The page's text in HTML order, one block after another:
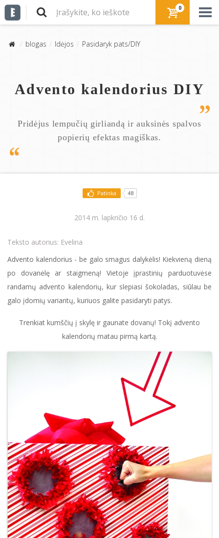
0
blogas Idėjos Pasidaryk pats/DIY
Advento kalendorius DIY
Pridėjus lempučių girliandą ir auksinės spalvos
popierių efektas magiškas.
Patinka 48
2014 m. lapkričio 16 d.
Teksto autorius: Evelina
Advento kalendorius - be galo smagus dalykėlis! Kiekvieną dieną
po dovanėlę ar staigmeną! Vietoje įprastinių parduotuvėse
randamų advento kalendorių, kur slepiasi šokoladas, siūlau be
galo įdomių variantų, kuriuos galite pasidaryti patys.
Trenkiat kumščių į skylę ir gaunate dovanų! Tokį advento
kalendorių matau pirmą kartą.